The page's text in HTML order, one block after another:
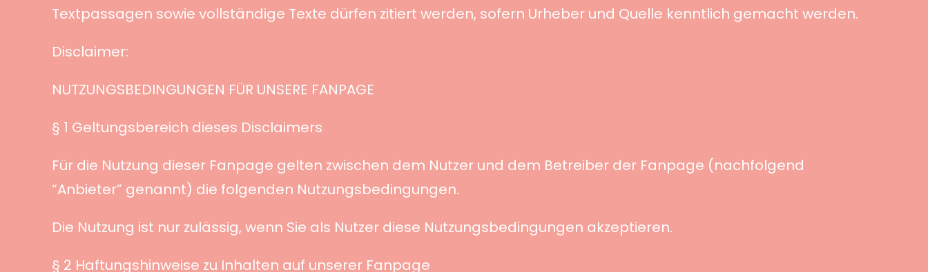
Textpassagen sowie vollständige Texte dürfen zitiert werden, sofern Urheber und Quelle kenntlich gemacht werden.
Disclaimer:
NUTZUNGSBEDINGUNGEN FÜR UNSERE FANPAGE
§ 1 Geltungsbereich dieses Disclaimers
Für die Nutzung dieser Fanpage gelten zwischen dem Nutzer und dem Betreiber der Fanpage (nachfolgend
“Anbieter” genannt) die folgenden Nutzungsbedingungen.
Die Nutzung ist nur zulässig, wenn Sie als Nutzer diese Nutzungsbedingungen akzeptieren.
§ 2 Haftungshinweise zu Inhalten auf unserer Fanpage